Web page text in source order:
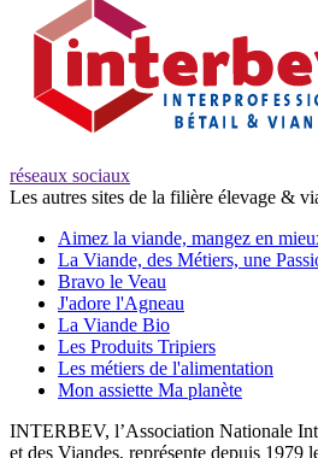
réseaux sociaux
Les autres sites de la filière élevage &
Aimez la viande, mangez en
La Viande, des Métiers, une
Bravo le Veau
J'adore l'Agneau
La Viande Bio
Les Produits Tripiers
Les métiers de l'alimentation
Mon assiette Ma planète
INTERBEV, l’Association Nationale
et des Viandes, représente depuis 1979